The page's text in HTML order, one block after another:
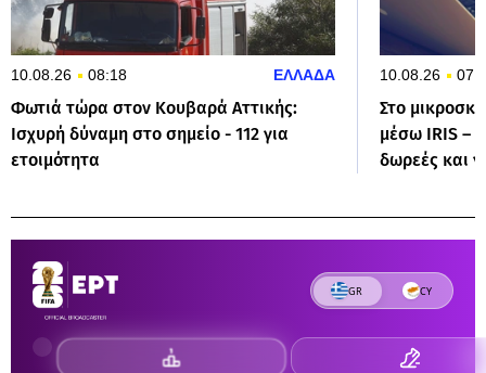
10.08.26 08:18 ΕΛΛΑΔΑ
Φωτιά τώρα στον Κουβαρά Αττικής:
Ισχυρή δύναμη στο σημείο - 112 για
ετοιμότητα
10.08.26
Στο
μέσω IRIS –
δωρεές και